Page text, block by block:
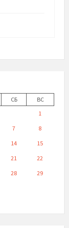
СБ
ВС
1
7
8
14
15
21
22
28
29